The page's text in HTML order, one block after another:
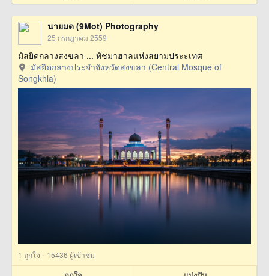
นายมด (9Mot) Photography
25 กรกฎาคม 2559
มัสยิดกลางสงขลา ... ทัชมาฮาลแห่งสยามประะเทศ
มัสยิดกลางประจำจังหวัดสงขลา (Central Mosque of
Songkhla)
1 ถูกใจ · 15436 ผู้เข้าชม